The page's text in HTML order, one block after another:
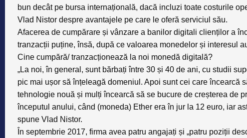
bun decât pe bursa internațională, dacă incluzi toate costurile
Vlad Nistor despre avantajele pe care le oferă serviciul său.
Afacerea de cumpărare și vânzare a banilor digitali clienților a
tranzacții puține, însă, după ce valoarea monedelor și interesul
Cine cumpără/ tranzacționează la noi monedă digitală?
„La noi, în general, sunt bărbați între 30 și 40 de ani, cu studii
pic mai ușor să înțeleagă domeniul. Apoi sunt cei care încearcă
tehnologie nouă și mulți încearcă să se bucure de creșterea de
începutul anului, când (moneda) Ether era în jur la 12 euro, iar
spune Vlad Nistor.
În septembrie 2017, firma avea patru angajați și „patru poziții